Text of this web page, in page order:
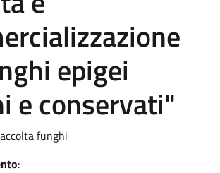
epigei
e conservati"
funghi
: